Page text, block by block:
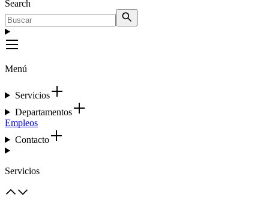
Search
Menú
Servicios
Departamentos
Empleos
Contacto
Servicios